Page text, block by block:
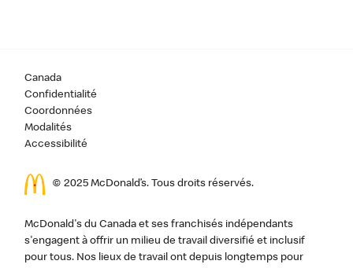
Canada
Confidentialité
Coordonnées
Modalités
Accessibilité
© 2025 McDonald’s. Tous droits réservés.
McDonald's du Canada et ses franchisés indépendants
s'engagent à offrir un milieu de travail diversifié et inclusif
pour tous. Nos lieux de travail ont depuis longtemps pour